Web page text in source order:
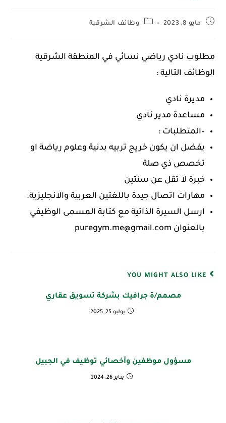
مايو 8, 2023 وظائف الشرقية
مطلوب نادي رياضي نسائي في المنطقة الشرقية
الوظائف التالية :
مديرة نادي
مساعدة مدير نادي
–المتطلبات :
يفضل ان يكون خريج تربيه بدنية وعلوم رياضة او
تخصص ذي صلة
خبرة لا تقل عن سنتين
مهارات اتصال جيدة باللغتين العربية والانجليزية.
ارسل السيرة الذاتية مع كتابة المسمى الوظيفي
بالعنوان puregym.me@gmail.com
YOU MIGHT ALSO LIKE
مصمم/ة جرافيك بشركة تسويق عقاري
يوليو 25, 2025
مسؤول موظفين وأخصائي توظيف في الجبيل
يناير 26, 2024